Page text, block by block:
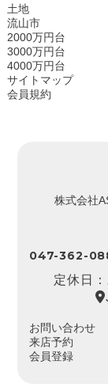
土地
流山市
2000万円台
3000万円台
4000万円台
サイトマップ
会員規約
株式会社
047-362-
定休日
お問い合わせ
来店予約
会員登録